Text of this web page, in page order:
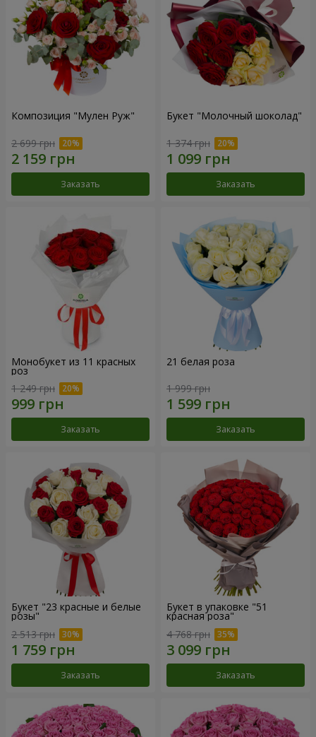
Композиция "Мулен Руж"
2 699 грн
Заказать
Букет "Молочный шоколад"
1 374 грн
Заказать
Монобукет из 11 красных
роз
1 249 грн
Заказать
21 белая роза
1 999 грн
Заказать
Букет "23 красные и белые
розы"
2 513 грн
Заказать
Букет в упаковке "51
красная роза"
4 768 грн
Заказать